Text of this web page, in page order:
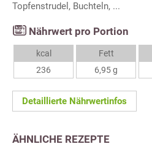
Topfenstrudel, Buchteln, ...
Nährwert pro Portion
kcal
236
Fett
6,95 g
Detaillierte Nährwertinfos
ÄHNLICHE REZEPTE